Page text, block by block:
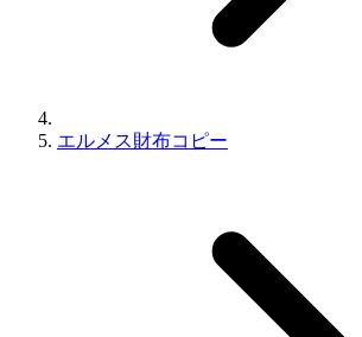
エルメス財布コピー